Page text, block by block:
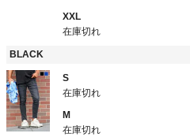
XXL
在庫切れ
BLACK
S
在庫切れ
M
在庫切れ